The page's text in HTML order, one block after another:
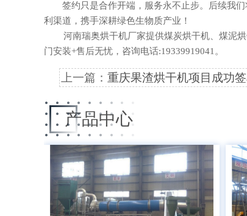
签约只是合作开端，服务永不止步。后续我们
利渠道，携手深耕绿色生物质产业！
河南瑞奥烘干机厂家提供煤炭烘干机、煤泥烘
门安装+售后无忧，咨询电话:19339919041。
上一篇： 重庆果渣烘干机项目成功
产品中心